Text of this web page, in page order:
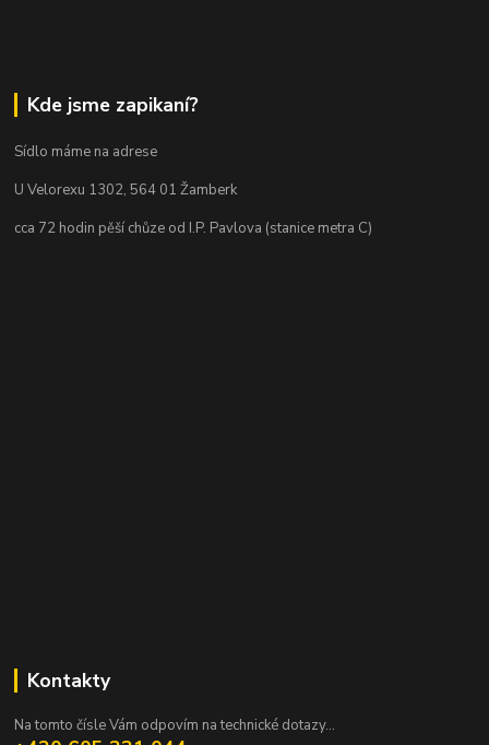
Kde jsme zapikaní?
Sídlo máme na adrese
U Velorexu 1302, 564 01 Žamberk
cca 72 hodin pěší chůze od I.P. Pavlova (stanice metra C)
Kontakty
Na tomto čísle Vám odpovím na technické dotazy...